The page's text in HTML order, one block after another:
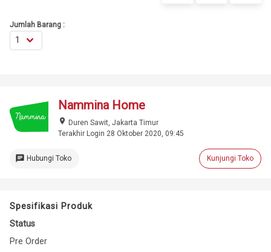
Jumlah Barang :
Nammina Home
place Duren Sawit, Jakarta Timur
Terakhir Login 28 Oktober 2020, 09:45
chat Hubungi Toko Kunjungi Toko
Spesifikasi Produk
Status
Pre Order